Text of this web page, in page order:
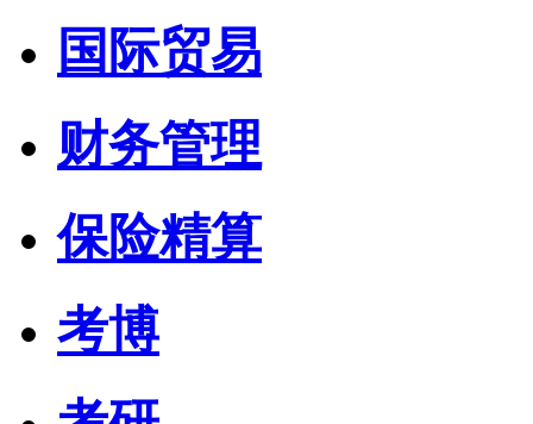
国际贸易
财务管理
保险精算
考博